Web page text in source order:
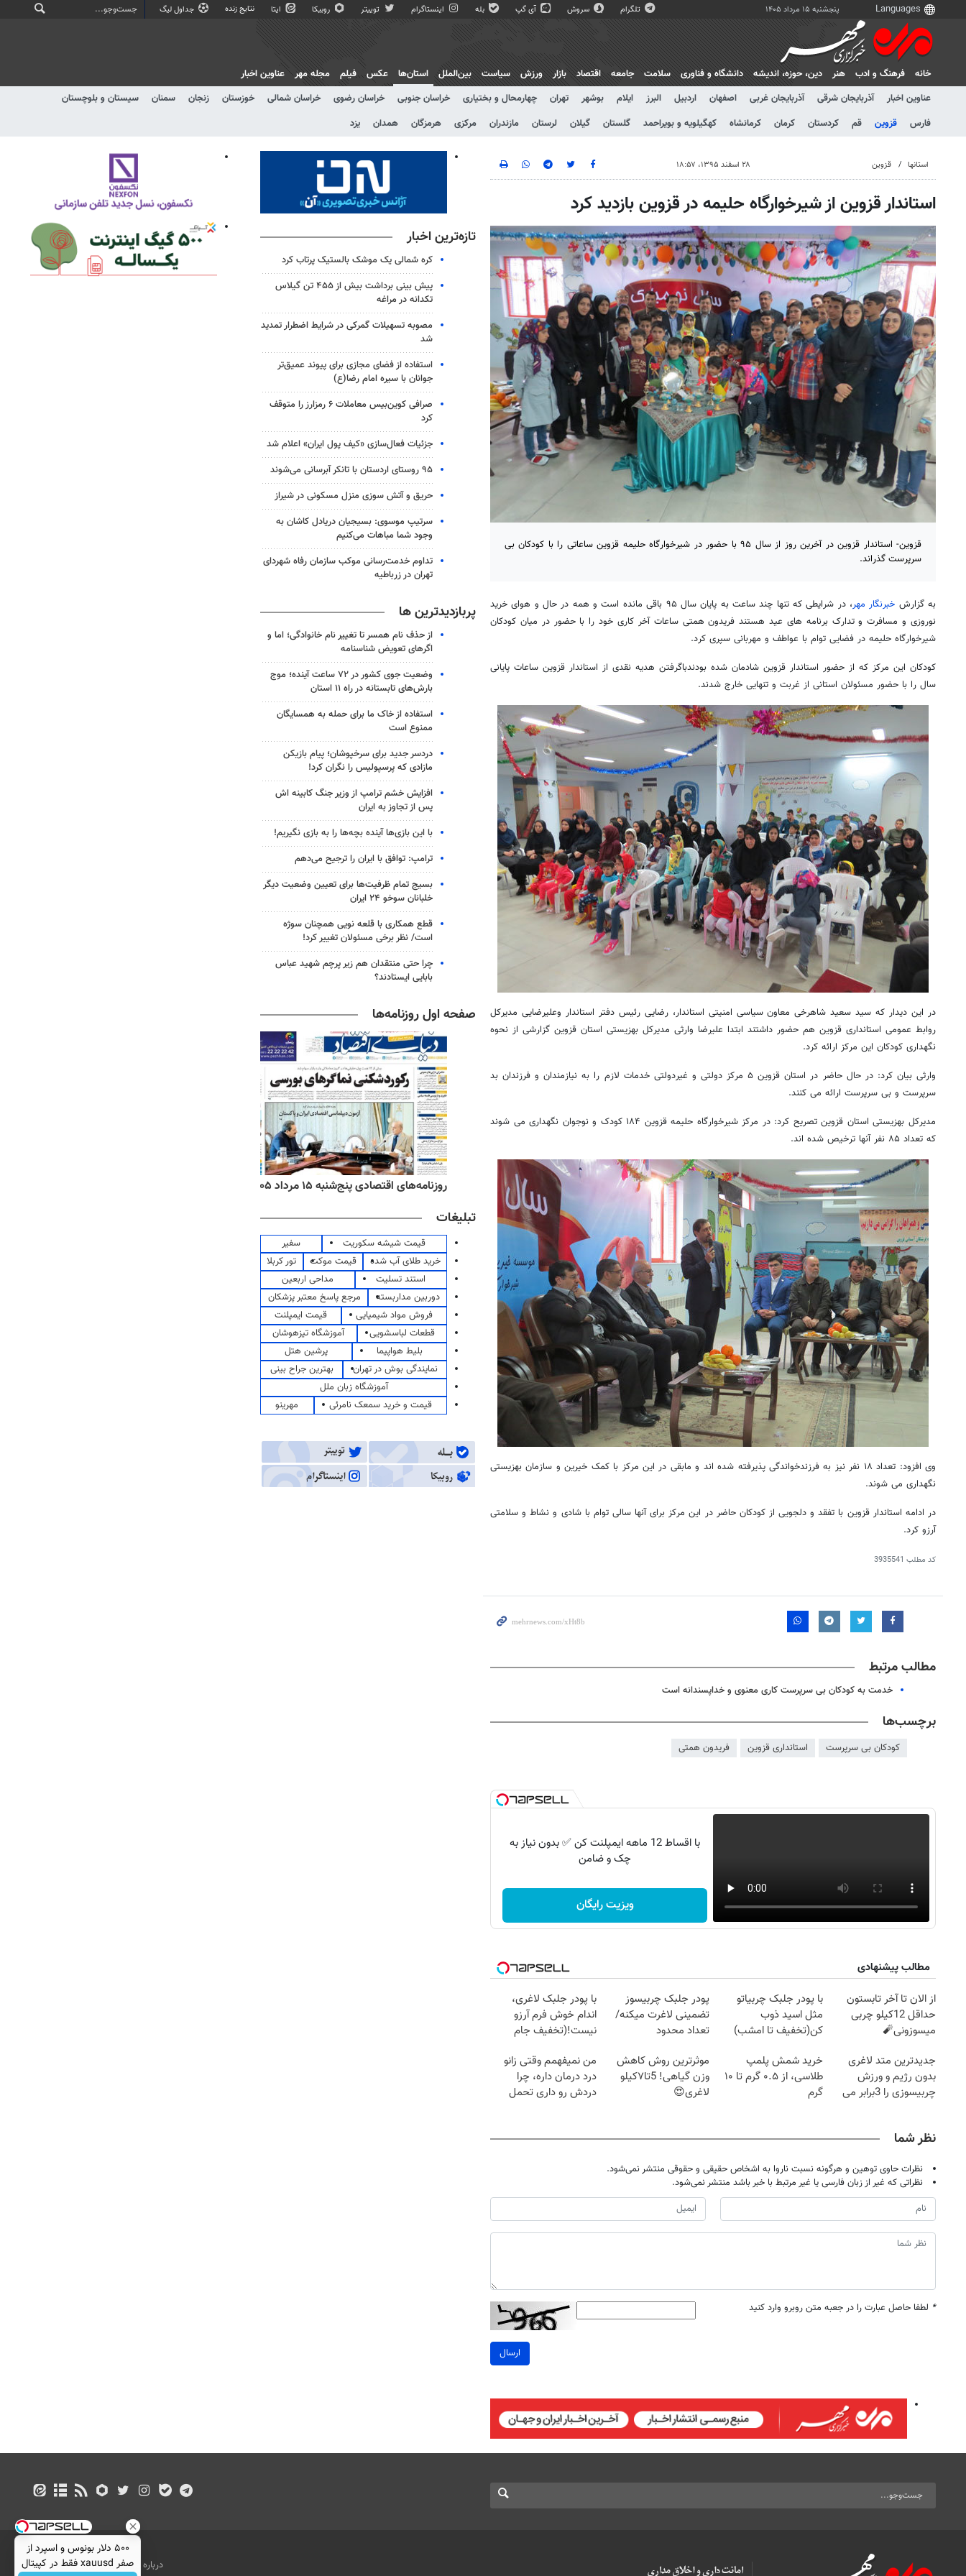
پنجشنبه ۱۵ مرداد ۱۴۰۵ تلگرام سروش آی گپ بله اینستاگرام توییتر روبیکا ایتا نتایج زنده جداول لیگ
خانه فرهنگ و ادب هنر دين، حوزه، انديشه دانشگاه و فناوری سلامت جامعه اقتصاد بازار ورزش سیاست بین‌الملل
استان‌ها
عناوین اخبار
آذربایجان شرقی آذربایجان غربی اصفهان اردبیل البرز ایلام بوشهر تهران چهارمحال و بختیاری خراسان جنوبی خراسان رضوی خراسان شمالی خوزستان زنجان سمنان
سیستان و بلوچستان
فارس
قزوین قم کردستان کرمان کرمانشاه کهگیلویه و بویراحمد گلستان گیلان لرستان مازندران مرکزی هرمزگان همدان یزد
عکس فیلم مجله مهر عناوین اخبار
استانها قزوین ۲۸ اسفند ۱۳۹۵، ۱۸:۵۷
استاندار قزوین از شیرخوارگاه حلیمه در قزوین بازدید کرد
قزوین- استاندار قزوین در آخرین روز از سال ۹۵ با حضور در شیرخوارگاه حلیمه قزوین ساعاتی را با کودکان بی
سرپرست گذراند.
به گزارش خبرنگار مهر
، در شرایطی که تنها چند ساعت به پایان سال ۹۵ باقی مانده است و همه در حال و هوای خرید
نوروزی و مسافرت و تدارک برنامه های عید هستند فریدون همتی ساعات آخر کاری خود را با حضور در میان کودکان
شیرخوارگاه حلیمه در فضایی توام با عواطف و مهربانی سپری کرد.
کودکان این مرکز که از حضور استاندار قزوین شادمان شده بودندباگرفتن هدیه نقدی از استاندار قزوین ساعات پایانی
سال را با حضور مسئولان استانی از غربت و تنهایی خارج شدند.
در این دیدار که سید سعید شاهرخی معاون سیاسی امنیتی استاندار، رضایی رئیس دفتر استاندار وعلیرضایی مدیرکل
روابط عمومی استانداری قزوین هم حضور داشتند ابتدا علیرضا وارثی مدیرکل بهزیستی استان قزوین گزارشی از نحوه
نگهداری کودکان این مرکز ارائه کرد.
وارثی بیان کرد: در حال حاضر در استان قزوین ۵ مرکز دولتی و غیردولتی خدمات لازم را به نیازمندان و فرزندان بد
سرپرست و بی سرپرست ارائه می کنند.
مدیرکل بهزیستی استان قزوین تصریح کرد: در مرکز شیرخوارگاه حلیمه قزوین ۱۸۴ کودک و نوجوان نگهداری می شوند
که تعداد ۸۵ نفر آنها ترخیص شده اند.
وی افزود: تعداد ۱۸ نفر نیز به فرزندخواندگی پذیرفته شده اند و مابقی در این مرکز با کمک خیرین و سازمان بهزیستی
نگهداری می شوند.
در ادامه استاندار قزوین با تفقد و دلجویی از کودکان حاضر در این مرکز برای آنها سالی توام با شادی و نشاط و سلامتی
آرزو کرد.
کد مطلب 3935541
مطالب مرتبط
خدمت به کودکان بی سرپرست کاری معنوی و خداپسندانه است
برچسب‌ها
کودکان بی سرپرست استانداری قزوین فریدون همتی
با اقساط 12 ماهه ایمپلنت کن ✅ بدون نیاز به
چک و ضامن
ویزیت رایگان
مطالب پیشنهادی
از الان تا آخر تابستون
حداقل 12کیلو چربی
میسوزونی🧨
با پودر جلبک چربیاتو
مثل اسید ذوب
کن(تخفیف تا امشب)
پودر جلبک چربیسوز
تضمینی لاغرت میکنه/
تعداد محدود
با پودر جلبک لاغری،
اندام خوش فرم آرزو
نیست!(تخفیف جام
جدیدترین متد لاغری
بدون رژیم و ورزش
چربیسوزی را 3برابر می
خرید شمش پلمپ
طلاسی، از ۰.۵ گرم تا ۱۰
گرم
موثرترین روش کاهش
وزن گیاهی! 5تا۷کیلو
لاغری😍
من نمیفهمم وقتی زانو
درد درمان داره، چرا
دردش رو داری تحمل
نظر شما
نظرات حاوی توهین و هرگونه نسبت ناروا به اشخاص حقیقی و حقوقی منتشر نمی‌شود.
نظراتی که غیر از زبان فارسی یا غیر مرتبط با خبر باشد منتشر نمی‌شود.
* لطفا حاصل عبارت را در جعبه متن روبرو وارد کنید
ارسال
تازه‌ترین اخبار
کره شمالی یک موشک بالستیک پرتاب کرد
پیش بینی برداشت بیش از ۴۵۵ تن گیلاس
تکدانه در مراغه
مصوبه تسهیلات گمرکی در شرایط اضطرار تمدید
شد
استفاده از فضای مجازی برای پیوند عمیق‌تر
جوانان با سیره امام رضا(ع)
صرافی کوین‌بیس معاملات ۶ رمزارز را متوقف
کرد
جزئیات فعال‌سازی «کیف پول ایران» اعلام شد
۹۵ روستای اردستان با تانکر آبرسانی می‌شوند
حریق و آتش سوزی منزل مسکونی در شیراز
سرتیپ موسوی: بسیجیان دریادل کاشان به
وجود شما مباهات می‌کنیم
تداوم خدمت‌رسانی موکب سازمان رفاه شهردای
تهران در زرباطیه
پربازدیدترین ها
از حذف نام همسر تا تغییر نام خانوادگی؛ اما و
اگرهای تعویض شناسنامه
وضعیت جوی کشور در ۷۲ ساعت آینده؛ موج
بارش‌های تابستانه در راه ۱۱ استان
استفاده از خاک ما برای حمله به همسایگان
ممنوع است
دردسر جدید برای سرخپوشان؛ پیام بازیکن
مازادی که پرسپولیس را نگران کرد!
افزایش خشم ترامپ از وزیر جنگ کابینه اش
پس از تجاوز به ایران
با این بازی‌ها آینده بچه‌ها را به بازی نگیریم!
ترامپ: توافق با ایران را ترجیح می‌دهم
بسیج تمام ظرفیت‌ها برای تعیین وضعیت دیگر
خلبانان سوخو ۲۴ ایران
قطع همکاری با قلعه نویی همچنان سوژه
است/ نظر برخی مسئولان تغییر کرد!
چرا حتی منتقدان هم زیر پرچم شهید عباس
بابایی ایستادند؟
صفحه اول روزنامه‌ها
روزنامه‌های اقتصادی چهارشنبه ۱۴ مرداد ۱۴۰۵ روزنامه‌های ورزشی پنج‌شنبه ۱۵ مرداد ۱۴۰۵ روزنامه‌های اقتصادی پنج‌شنبه ۱۵ مرداد ۱۴۰۵
تبلیغات
قیمت شیشه سکوریت
سفیر
خرید طلای آب شده
قیمت موکت
تور کربلا
استند تسلیت
مداحی اربعین
دوربین مداربسته
مرجع پاسخ معتبر پزشکان
فروش مواد شیمیایی
قیمت ایمپلنت
قطعات لباسشویی
آموزشگاه تیزهوشان
بلیط هواپیما
پرشین هتل
نمایندگی بوش در تهران
بهترین جراح بینی
آموزشگاه زبان ملل
قیمت و خرید سمعک نامرئی
مهرینو
درباره ما تماس با ما بازرگانی
۵۰۰ دلار بونوس و اسپرد از
صفر xauusd فقط در کپیتال